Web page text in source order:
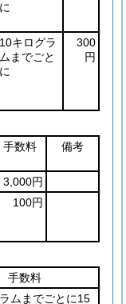
に
10キログラ
ムまでごと
に
300
円
手数料 備考
3,000円
100円
手数料
ムまでごとに15